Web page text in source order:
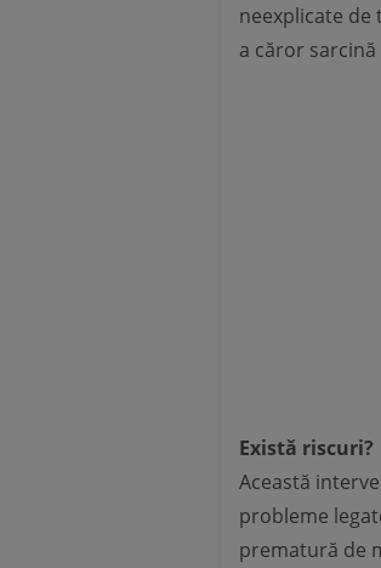
neexplicate
a căror
Există riscuri?
Această
probleme
prematură de